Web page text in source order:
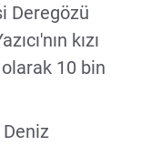
Deregözü
kızı
10 bin